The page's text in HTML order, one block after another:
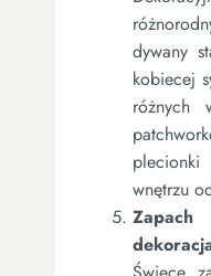
dywany
kobiecej
różnych
wnętrzu